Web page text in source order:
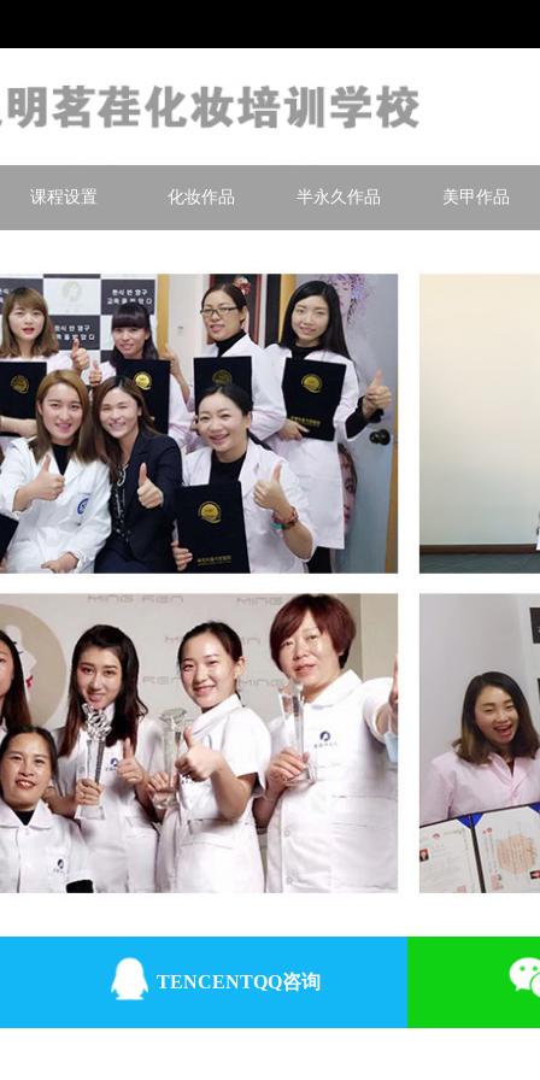
课程设置 化妆作品 半永久作品 美甲作品
TENCENTQQ咨询